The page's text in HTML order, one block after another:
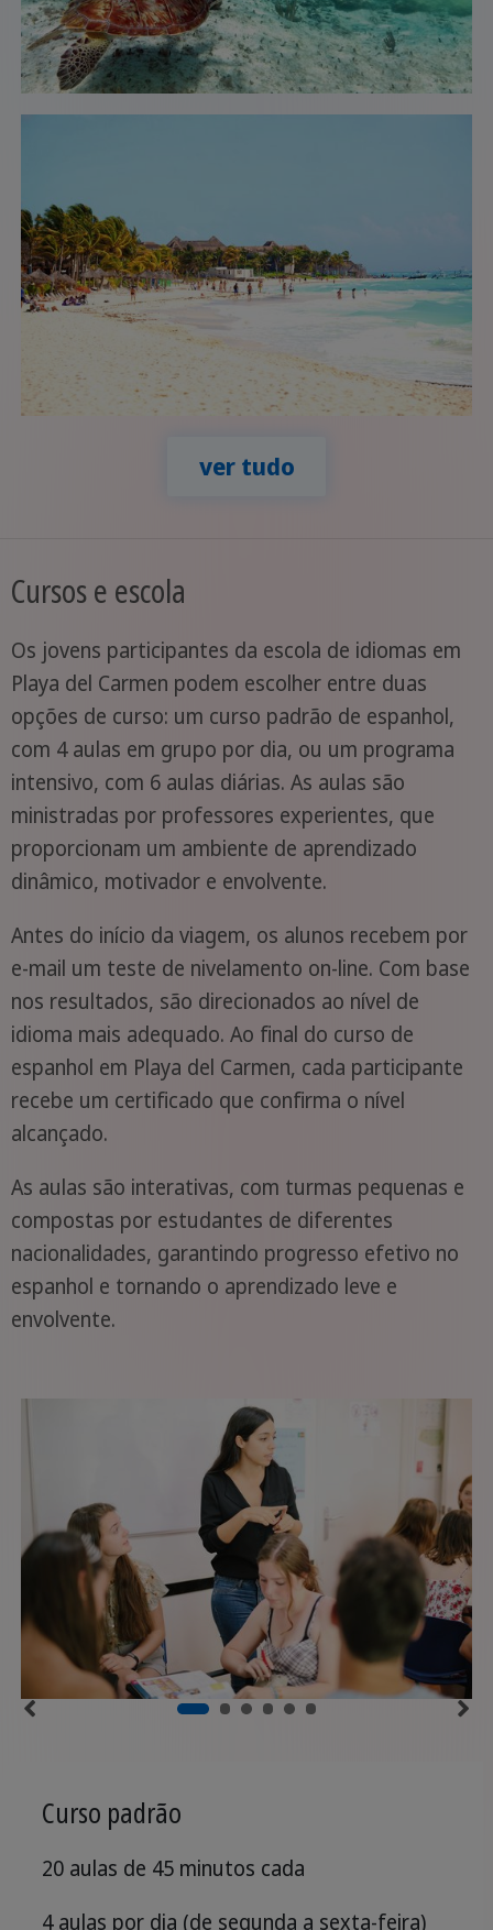
ver tudo
Cursos e escola
Os jovens participantes da escola de idiomas em
Playa del Carmen podem escolher entre duas
opções de curso: um curso padrão de espanhol,
com 4 aulas em grupo por dia, ou um programa
intensivo, com 6 aulas diárias. As aulas são
ministradas por professores experientes, que
proporcionam um ambiente de aprendizado
dinâmico, motivador e envolvente.
Antes do início da viagem, os alunos recebem por
e-mail um teste de nivelamento on-line. Com base
nos resultados, são direcionados ao nível de
idioma mais adequado. Ao final do curso de
espanhol em Playa del Carmen, cada participante
recebe um certificado que confirma o nível
alcançado.
As aulas são interativas, com turmas pequenas e
compostas por estudantes de diferentes
nacionalidades, garantindo progresso efetivo no
espanhol e tornando o aprendizado leve e
envolvente.
Curso padrão
20 aulas de 45 minutos cada
4 aulas por dia (de segunda a sexta-feira)